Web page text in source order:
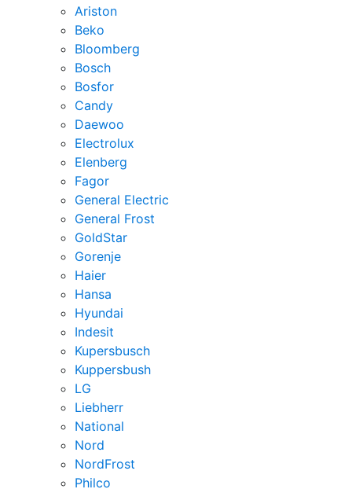
Ariston
Beko
Bloomberg
Bosch
Bosfor
Candy
Daewoo
Electrolux
Elenberg
Fagor
General Electric
General Frost
GoldStar
Gorenje
Haier
Hansa
Hyundai
Indesit
Kupersbusch
Kuppersbush
LG
Liebherr
National
Nord
NordFrost
Philco